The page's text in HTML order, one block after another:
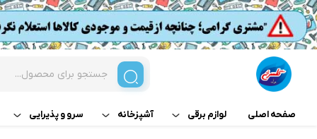
صفحه اصلی لوازم برقی آشپزخانه سرو و پذیرایی